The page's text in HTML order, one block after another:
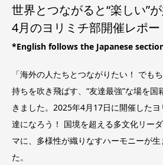
世界とつながると“楽しい”
4月のヨリミチ部開催レポー
*English follows the Japanese
「海外の人たちとつながりたい！ でも
持ちを吹き飛ばす、“友達最強”な場を
きました。2025年4月17日に開催した
達になろう！ 国境を超える多文化リー
マに、多様性が織りなすハーモニーが
た。